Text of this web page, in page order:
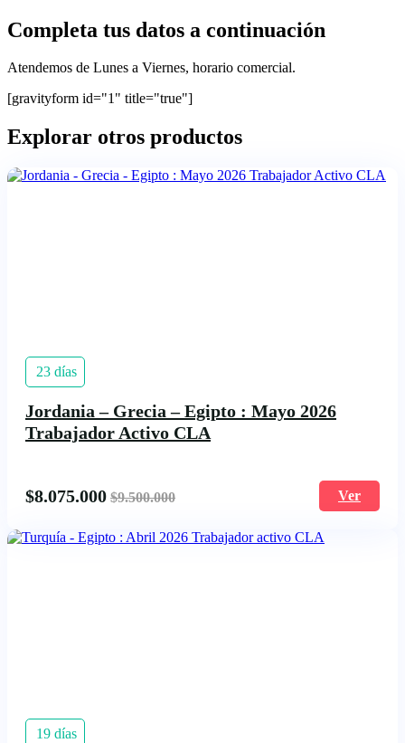
Completa tus datos a continuación
Atendemos de Lunes a Viernes, horario comercial.
[gravityform id="1" title="true"]
Explorar otros productos
23 días
Jordania – Grecia – Egipto : Mayo 2026
Trabajador Activo CLA
$8.075.000 $9.500.000 Ver
19 días